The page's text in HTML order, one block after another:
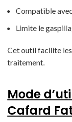
Compatible
Limite le
Cet outil facilite
traitement.
Mode
Cafard